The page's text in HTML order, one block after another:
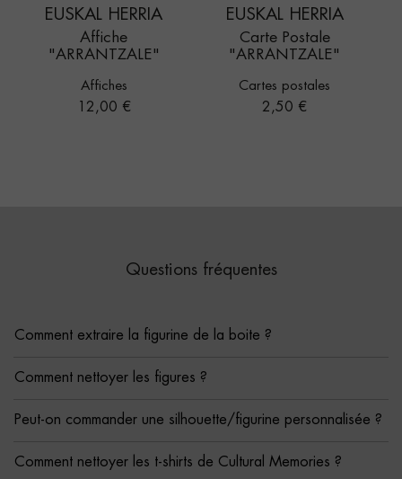
EUSKAL HERRIA
Affiche
"ARRANTZALE"
Affiches
Prix
12,00 €
EUSKAL HERRIA
Carte Postale
"ARRANTZALE"
Cartes postales
Prix
2,50 €
Questions fréquentes
Comment extraire la figurine de la boite ?
Comment nettoyer les figures ?
Peut-on commander une silhouette/figurine personnalisée ?
Comment nettoyer les t-shirts de Cultural Memories ?